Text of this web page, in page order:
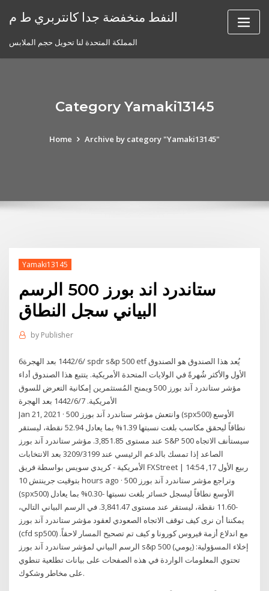
النفط منخفضة جدا كانتربري ط م
المملكة المتحدة لنا تحويل حجم الملابس
Category Yamaki13145
Home Archive by category "Yamaki13145"
Yamaki13145
ستاندرد اند بورز 500 الرسم
البياني سجل النطاق
by Publisher
6‏‏/6‏‏/1442 بعد الهجرة spdr s&p 500 etf يُعد هذا الصندوق هو الصندوق
الأول والأكثر شُهرةً في الولايات المتحدة الأمريكية. يتتبع هذا الصندوق أداء
مؤشر ستاندرد آند بورز 500 ويمنح المُستثمرين إمكانية التعرض للسوق
الأمريكية. 7‏‏/6‏‏/1442 بعد الهجرة
Jan 21, 2021 · وانتعش مؤشر ستاندرد آند بورز 500 (spx500) الأوسع
نطاقاً ليحقق مكاسب بلغت نسبتها 1.39% بما يعادل 52.94 نقطة، ليستقر
عند مستوى 3,851.85. مؤشر ستاندرد آند بورز S&P 500 سيستأنف الاتجاه
الصاعد إذا تمسك بالدعم الرئيسي عند 3209/3199 بعد الانتخابات
الأمريكية - كريدي سويس بواسطة فريق FXStreet | ربيع الأول 17, 14:54
بتوقيت جرينتش 10 hours ago · وتراجع مؤشر ستاندرد آند بورز 500
(spx500) الأوسع نطاقاً ليسجل خسائر بلغت نسبتها -0.30% بما يعادل
-11.60 نقطة، ليستقر عند مستوى 3,841.47. في الرسم البياني التالي،
يمكننا أن نرى كيف توقف الاتجاه الصعودي لعقود مؤشر ستاندرد آند بورز
(cfd sp500) مع اندلاع أزمة فيروس كورونا و كيف تم تصحيح المسار لاحقاً.
الرسم البياني لمؤشر ستاندرد آند بورز s&p 500 (يومي) إخلاء المسؤولية:
تحتوي المعلومات الواردة في هذه الصفحات على بيانات تطلعية تنطوي
على مخاطر وشكوك.